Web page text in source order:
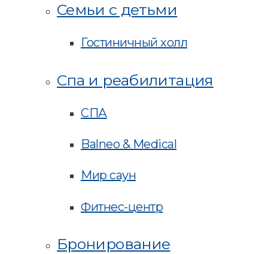
Семьи с детьми
Гостиничный холл
Спа и реабилитация
СПА
Balneo & Medical
Мир саун
Фитнес-центр
Бронирование